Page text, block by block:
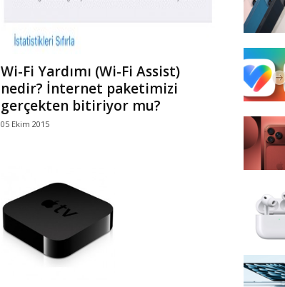
Wi-Fi Yardımı (Wi-Fi Assist)
nedir? İnternet paketimizi
gerçekten bitiriyor mu?
05 Ekim 2015